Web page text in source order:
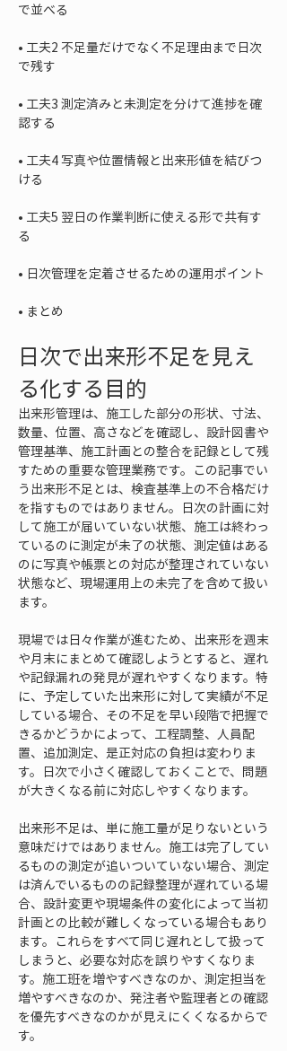
• 工夫2 不足量だけでなく不足理由まで日次
• 工夫3 測定済みと未測定を分けて進捗を確
• 工夫4 写真や位置情報と出来形値を結びつ
• 工夫5 翌日の作業判断に使える形で共有す
•
• まとめ
日次で出来形不足を見え
る化する目的
出来形管理は、施工した部分の形状、寸法、
数量、位置、高さなどを確認し、設計図書や
管理基準、施工計画との整合を記録として残
すための重要な管理業務です。この記事でい
う出来形不足とは、検査基準上の不合格だけ
を指すものではありません。日次の計画に対
して施工が届いていない状態、施工は終わっ
ているのに測定が未了の状態、測定値はある
のに写真や帳票との対応が整理されていない
状態など、現場運用上の未完了を含めて扱い
ます。
現場では日々作業が進むため、出来形を週末
や月末にまとめて確認しようとすると、遅れ
や記録漏れの発見が遅れやすくなります。特
に、予定していた出来形に対して実績が不足
している場合、その不足を早い段階で把握で
きるかどうかによって、工程調整、人員配
置、追加測定、是正対応の負担は変わりま
す。日次で小さく確認しておくことで、問題
が大きくなる前に対応しやすくなります。
出来形不足は、単に施工量が足りないという
意味だけではありません。施工は完了してい
るものの測定が追いついていない場合、測定
は済んでいるものの記録整理が遅れている場
合、設計変更や現場条件の変化によって当初
計画との比較が難しくなっている場合もあり
ます。これらをすべて同じ遅れとして扱って
しまうと、必要な対応を誤りやすくなりま
す。施工班を増やすべきなのか、測定担当を
増やすべきなのか、発注者や監理者との確認
を優先すべきなのかが見えにくくなるからで
す。